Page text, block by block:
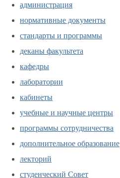
администрация
нормативные документы
стандарты и программы
деканы факультета
кафедры
лаборатории
кабинеты
учебные и научные центры
программы сотрудничества
дополнительное образование
лекторий
студенческий Совет